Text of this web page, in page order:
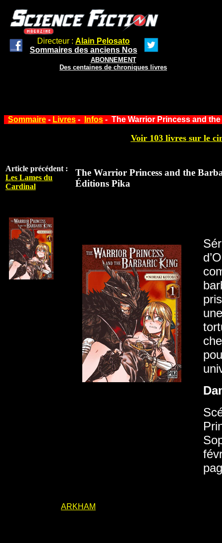
Directeur : Alain Pelosato
Sommaires des anciens Nos
ABONNEMENT
Des centaines de chroniques livres
Sommaire - Livres - Infos - The Warrior Princess and
Voir 103 livres sur le
Article précédent :
Les Lames du
Cardinal
The Warrior Princess and the
Éditions Pika
ARKHAM